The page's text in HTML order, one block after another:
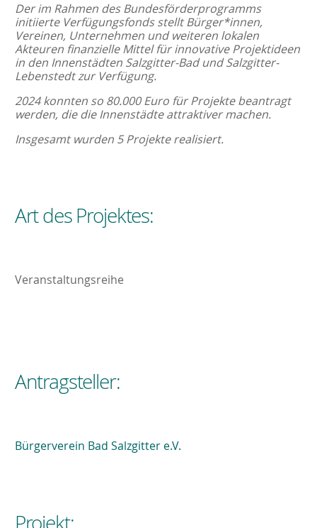
Der im Rahmen des Bundesförderprogramms
initiierte Verfügungsfonds stellt Bürger*innen,
Vereinen, Unternehmen und weiteren lokalen
Akteuren finanzielle Mittel für innovative Projektideen
in den Innenstädten Salzgitter-Bad und Salzgitter-
Lebenstedt zur Verfügung.
2024 konnten so 80.000 Euro für Projekte beantragt
werden, die die Innenstädte attraktiver machen.
Insgesamt wurden 5 Projekte realisiert.
Art des Projektes:
Veranstaltungsreihe
Antragsteller:
Bürgerverein Bad Salzgitter e.V.